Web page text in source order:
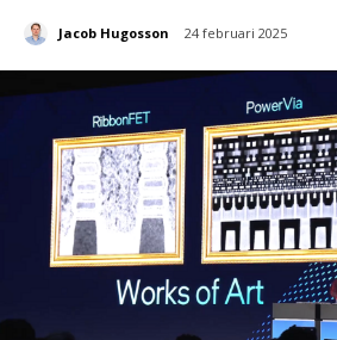
Jacob Hugosson 24 februari 2025